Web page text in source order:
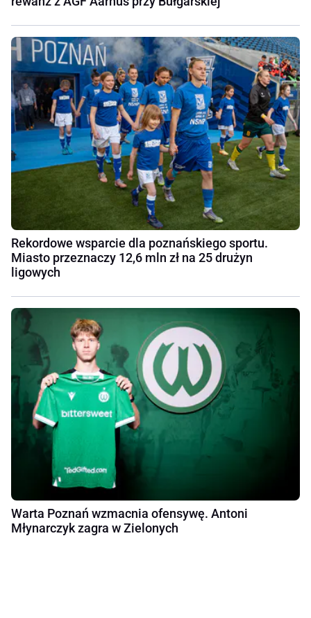
Rekordowe wsparcie dla poznańskiego sportu.
Miasto przeznaczy 12,6 mln zł na 25 drużyn
ligowych
Warta Poznań wzmacnia ofensywę. Antoni
Młynarczyk zagra w Zielonych